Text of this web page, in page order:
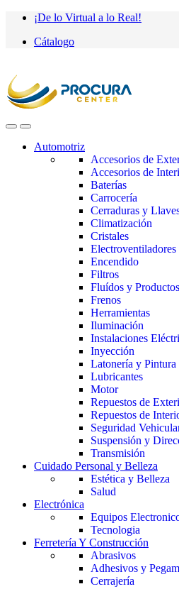
Saltar
navegación
saltar
contenido
¡De lo Virtual a lo Real!
Cátalogo
Automotriz
Accesorios de
Accesorios de
Baterías
Carrocería
Cerraduras y
Climatización
Cristales
Electroventiladores
Encendido
Filtros
Fluídos y
Frenos
Herramientas
Iluminación
Instalaciones
Inyección
Latonería y Pintura
Lubricantes
Motor
Repuestos de
Repuestos de
Seguridad
Suspensión y
Transmisión
Cuidado Personal y Belleza
Estética y Belleza
Salud
Electrónica
Equipos
Tecnologia
Ferretería Y Construcción
Abrasivos
Adhesivos y
Cerrajería